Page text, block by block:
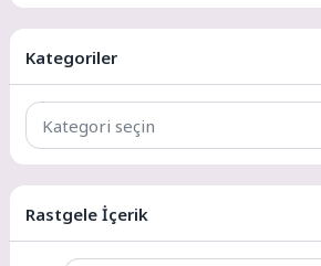
Kategoriler
Rastgele İçerik